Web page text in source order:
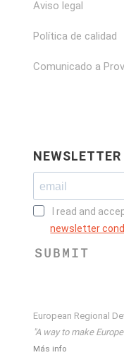
Aviso legal
Política de calidad
Comunicado a
NEWSLETTER
I read and
newsletter
SUBMIT
European Regional
"A way to make
Más info